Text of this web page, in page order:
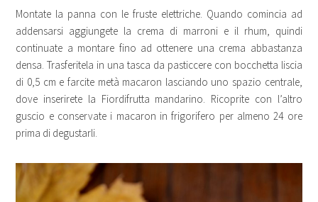
Montate la panna con le fruste elettriche. Quando comincia ad
addensarsi aggiungete la crema di marroni e il rhum, quindi
continuate a montare fino ad ottenere una crema abbastanza
densa. Trasferitela in una tasca da pasticcere con bocchetta liscia
di 0,5 cm e farcite metà macaron lasciando uno spazio centrale,
dove inserirete la Fiordifrutta mandarino. Ricoprite con l’altro
guscio e conservate i macaron in frigorifero per almeno 24 ore
prima di degustarli.